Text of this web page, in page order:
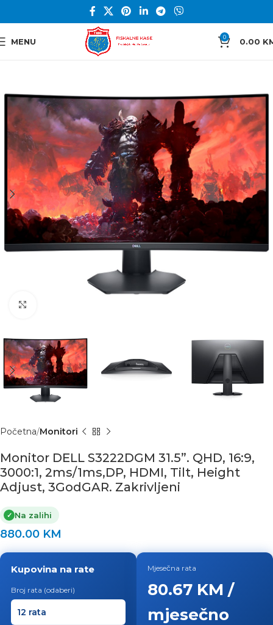
MENU 0 0.00
Početna Monitori
Monitor DELL S3222DGM 31.5”. QHD, 16:9,
3000:1, 2ms/1ms,DP, HDMI, Tilt, Height
Adjust, 3GodGAR. Zakrivljeni
✓ Na zalihi
880.00 KM
Kupovina na rate
Broj rata (odaberi)
Mjesečna rata
80.67 KM /
mjesečno